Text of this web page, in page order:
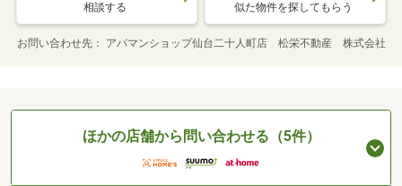
相談する 似た物件を探してもらう
お問い合わせ先 アパマンショップ仙台二十人町店 松栄不動産 株式会社
ほかの店舗から問い合わせる（5件）